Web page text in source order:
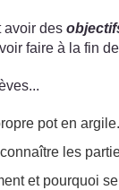
avoir des
faire à la fin
pot en argile.
les
et pourquoi